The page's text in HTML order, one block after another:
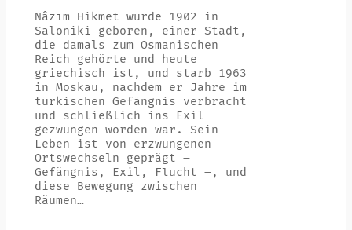
Nâzım Hikmet wurde 1902 in
Saloniki geboren, einer Stadt,
die damals zum Osmanischen
Reich gehörte und heute
griechisch ist, und starb 1963
in Moskau, nachdem er Jahre im
türkischen Gefängnis verbracht
und schließlich ins Exil
gezwungen worden war. Sein
Leben ist von erzwungenen
Ortswechseln geprägt –
Gefängnis, Exil, Flucht –, und
diese Bewegung zwischen
Räumen…